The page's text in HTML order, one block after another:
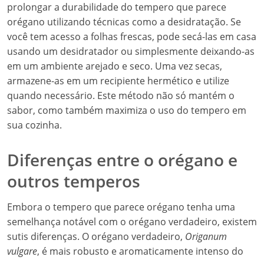
prolongar a durabilidade do tempero que parece
orégano utilizando técnicas como a desidratação. Se
você tem acesso a folhas frescas, pode secá-las em casa
usando um desidratador ou simplesmente deixando-as
em um ambiente arejado e seco. Uma vez secas,
armazene-as em um recipiente hermético e utilize
quando necessário. Este método não só mantém o
sabor, como também maximiza o uso do tempero em
sua cozinha.
Diferenças entre o orégano e
outros temperos
Embora o tempero que parece orégano tenha uma
semelhança notável com o orégano verdadeiro, existem
sutis diferenças. O orégano verdadeiro, Origanum
vulgare, é mais robusto e aromaticamente intenso do